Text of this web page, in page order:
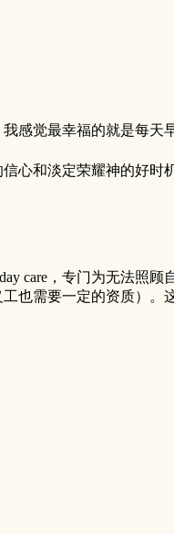
感觉最幸福的就是每
心和淡定荣耀神的好时
care，专门为无法照
也需要一定的资质）